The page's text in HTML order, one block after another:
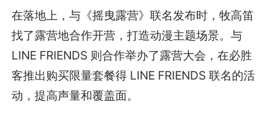
在落地上，与《摇曳露营》联名发布时，牧高笛
找了露营地合作开营，打造动漫主题场景。与
LINE FRIENDS 则合作举办了露营大会，在必胜
客推出购买限量套餐得 LINE FRIENDS 联名的活
动，提高声量和覆盖面。